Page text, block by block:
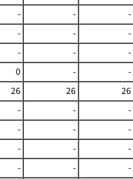
- -
-
- -
-
- -
-
0 -
-
26 26
26
- -
-
- -
-
- -
-
- -
-